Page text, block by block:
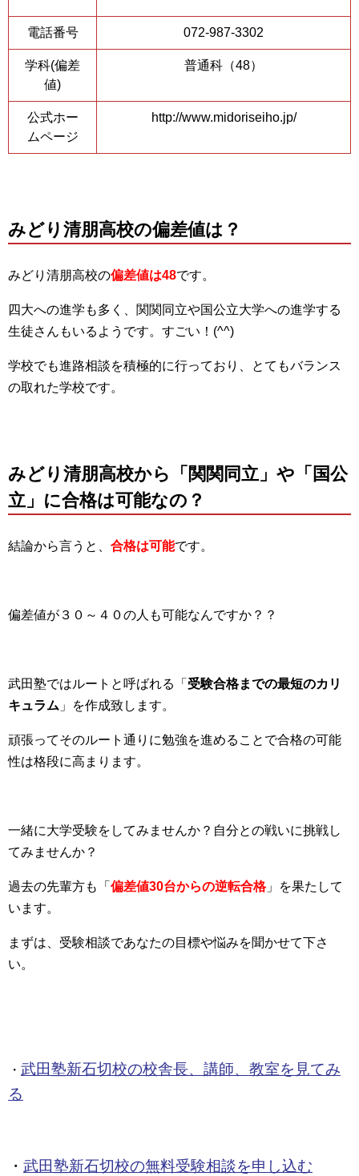
電話番号 072-987-3302
学科(偏差
値)
普通科（48）
公式ホー
ムページ
http://www.midoriseiho.jp/
みどり清朋高校の偏差値は？
みどり清朋高校の偏差値は48です。
四大への進学も多く、関関同立や国公立大学への進学する
生徒さんもいるようです。すごい！(^^)
学校でも進路相談を積極的に行っており、とてもバランス
の取れた学校です。
みどり清朋高校から「関関同立」や「国公
立」に合格は可能なの？
結論から言うと、 合格は可能です。
偏差値が３０～４０の人も可能なんですか？？
武田塾ではルートと呼ばれる「 受験合格までの最短のカリ
キュラム 」を作成致します。
頑張ってそのルート通りに勉強を進めることで合格の可能
性は格段に高まります。
一緒に大学受験をしてみませんか？自分との戦いに挑戦し
てみませんか？
過去の先輩方も「 偏差値30台からの逆転合格」を果たして
います。
まずは、受験相談であなたの目標や悩みを聞かせて下さ
い。
・ 武田塾新石切校の校舎長、講師、教室を見てみ
る
・ 武田塾新石切校の無料受験相談を申し込む